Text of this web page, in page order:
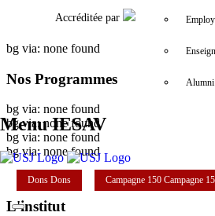
Accréditée par
Alumni
Menu IESAV
Dons Dons Campagne 150 Campagne
bg via: none found
Nos Programmes
bg via: none found
bg via: none found
bg via: none found
bg via: none found
L'institut